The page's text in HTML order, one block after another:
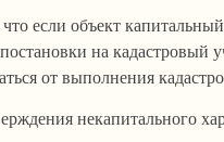
если объект
на кадастровый
от выполнения
некапитального